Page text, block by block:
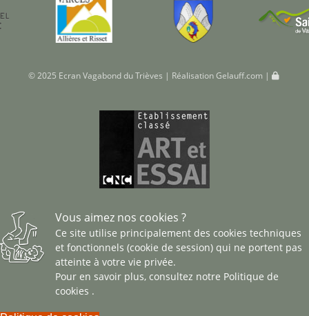
© 2025 Ecran Vagabond du Trièves | Réalisation Gelauff.com
Vous aimez nos cookies ?
Ce site utilise principalement des cookies techniques
et fonctionnels (cookie de session) qui ne portent pas
atteinte à votre vie privée.
Pour en savoir plus, consultez notre Politique de
cookies .